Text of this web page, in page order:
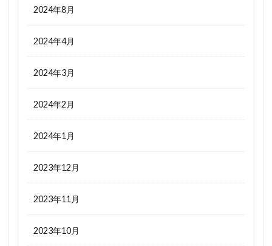
2024年8月
2024年4月
2024年3月
2024年2月
2024年1月
2023年12月
2023年11月
2023年10月